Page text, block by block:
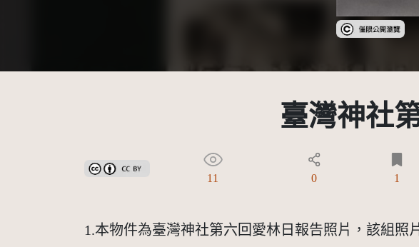
受
臺灣神社
創用CC姓名標示 3.0 台灣及其後版本(CC BY 3.0 TW +)
11 0 1
1.本物件為臺灣神社第六回愛林日報告照片，該組